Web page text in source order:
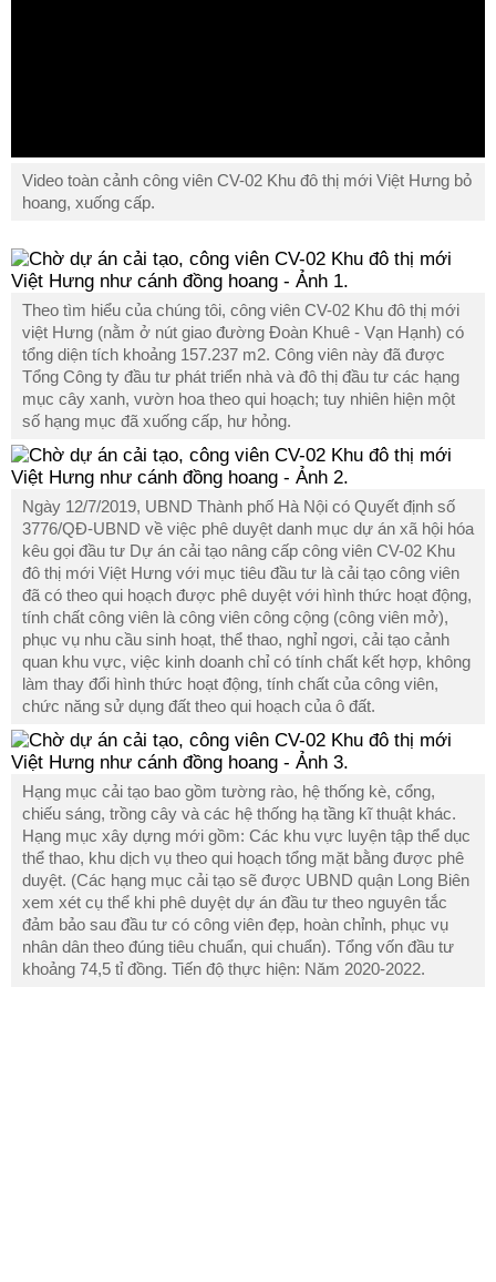
Video toàn cảnh công viên CV-02 Khu đô thị mới Việt Hưng bỏ
hoang, xuống cấp.
Theo tìm hiểu của chúng tôi, công viên CV-02 Khu đô thị mới
việt Hưng (nằm ở nút giao đường Đoàn Khuê - Vạn Hạnh) có
tổng diện tích khoảng 157.237 m2. Công viên này đã được
Tổng Công ty đầu tư phát triển nhà và đô thị đầu tư các hạng
mục cây xanh, vườn hoa theo qui hoạch; tuy nhiên hiện một
số hạng mục đã xuống cấp, hư hỏng.
Ngày 12/7/2019, UBND Thành phố Hà Nội có Quyết định số
3776/QĐ-UBND về việc phê duyệt danh mục dự án xã hội hóa
kêu gọi đầu tư Dự án cải tạo nâng cấp công viên CV-02 Khu
đô thị mới Việt Hưng với mục tiêu đầu tư là cải tạo công viên
đã có theo qui hoạch được phê duyệt với hình thức hoạt động,
tính chất công viên là công viên công cộng (công viên mở),
phục vụ nhu cầu sinh hoạt, thể thao, nghỉ ngơi, cải tạo cảnh
quan khu vực, việc kinh doanh chỉ có tính chất kết hợp, không
làm thay đổi hình thức hoạt động, tính chất của công viên,
chức năng sử dụng đất theo qui hoạch của ô đất.
Hạng mục cải tạo bao gồm tường rào, hệ thống kè, cổng,
chiếu sáng, trồng cây và các hệ thống hạ tầng kĩ thuật khác.
Hạng mục xây dựng mới gồm: Các khu vực luyện tập thể dục
thể thao, khu dịch vụ theo qui hoạch tổng mặt bằng được phê
duyệt. (Các hạng mục cải tạo sẽ được UBND quận Long Biên
xem xét cụ thể khi phê duyệt dự án đầu tư theo nguyên tắc
đảm bảo sau đầu tư có công viên đẹp, hoàn chỉnh, phục vụ
nhân dân theo đúng tiêu chuẩn, qui chuẩn). Tổng vốn đầu tư
khoảng 74,5 tỉ đồng. Tiến độ thực hiện: Năm 2020-2022.